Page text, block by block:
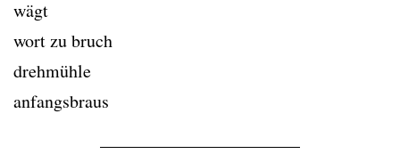
wägt
wort zu bruch
drehmühle
anfangsbraus